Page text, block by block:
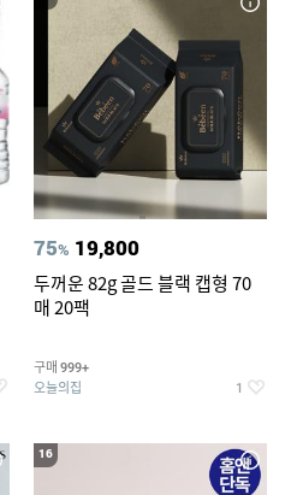
75% 19,800
두꺼운 82g 골드 블랙 캡형 70
매 20팩
구매 999+
오늘의집 1
16